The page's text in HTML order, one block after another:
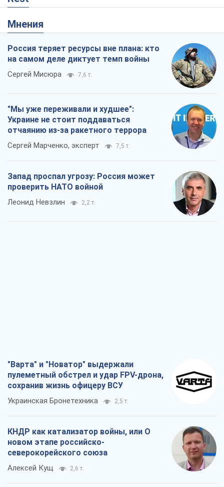
Мнения
Россия теряет ресурсы вне плана: кто
на самом деле диктует темп войны
Сергей Мисюра 7,6 т.
"Мы уже переживали и худшее":
Украине не стоит поддаваться
отчаянию из-за ракетного террора
Сергей Марченко, эксперт 7,5 т.
Запад проспал угрозу: Россия может
проверить НАТО войной
Леонид Невзлин 2,2 т.
"Варта" и "Новатор" выдержали
пулеметный обстрел и удар FPV-дрона,
сохранив жизнь офицеру ВСУ
Украинская Бронетехника 2,5 т.
КНДР как катализатор войны, или О
новом этапе российско-
северокорейского союза
Алексей Кущ 2,6 т.